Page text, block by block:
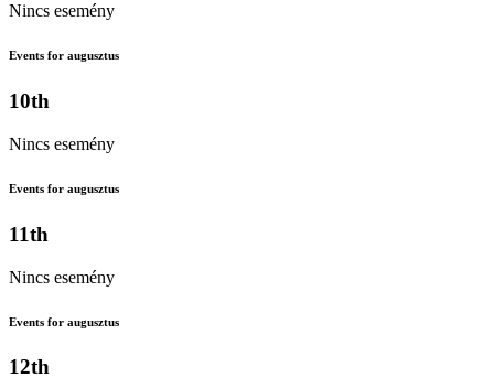
Nincs esemény
Events for augusztus
10th
Nincs esemény
Events for augusztus
11th
Nincs esemény
Events for augusztus
12th